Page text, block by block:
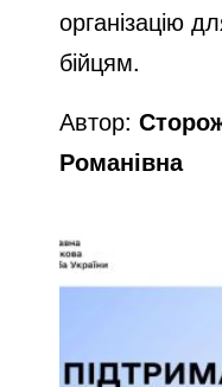
організацію
бійцям.
Автор:
Романівна